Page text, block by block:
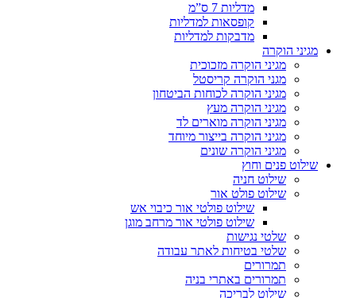
מדליות 7 ס”מ
קופסאות למדליות
מדבקות למדליות
מגיני הוקרה
מגיני הוקרה מזכוכית
מגני הוקרה קריסטל
מגיני הוקרה לכוחות הביטחון
מגיני הוקרה מעץ
מגיני הוקרה מוארים לד
מגיני הוקרה בייצור מיוחד
מגיני הוקרה שונים
שילוט פנים וחוץ
שילוט חניה
שילוט פולט אור
שילוט פולטי אור כיבוי אש
שילוט פולטי אור מרחב מוגן
שלטי נגישות
שלטי בטיחות לאתר עבודה
תמרורים
תמרורים באתרי בניה
שילוט לבריכה